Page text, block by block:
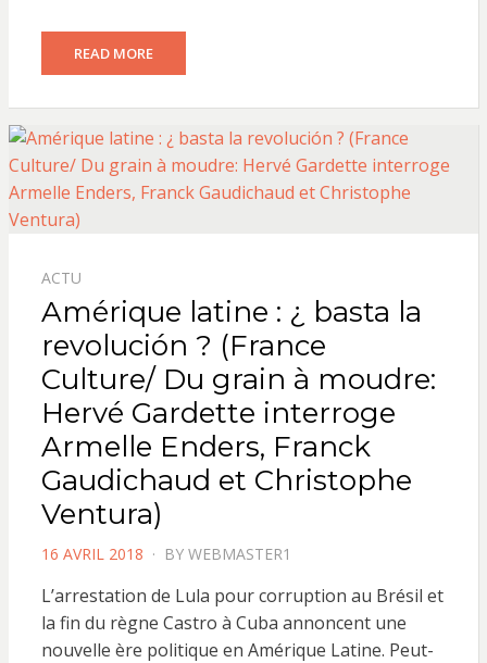
READ MORE
ACTU
Amérique latine : ¿ basta la
revolución ? (France
Culture/ Du grain à moudre:
Hervé Gardette interroge
Armelle Enders, Franck
Gaudichaud et Christophe
Ventura)
POSTED
16 AVRIL 2018 BY WEBMASTER1
L’arrestation de Lula pour corruption au Brésil et
la fin du règne Castro à Cuba annoncent une
nouvelle ère politique en Amérique Latine. Peut-